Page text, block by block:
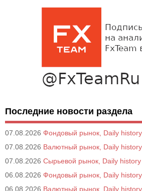
Последние новости раздела
07.08.2026 Фондовый рынок, Daily history
07.08.2026 Валютный рынок, Daily history
07.08.2026 Сырьевой рынок, Daily history
06.08.2026 Фондовый рынок, Daily history
06.08.2026 Валютный рынок, Daily history